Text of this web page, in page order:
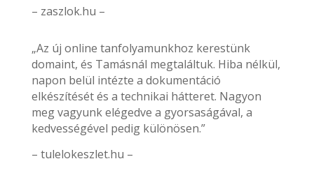
– zaszlok.hu –
„Az új online tanfolyamunkhoz kerestünk
domaint, és Tamásnál megtaláltuk. Hiba nélkül,
napon belül intézte a dokumentáció
elkészítését és a technikai hátteret. Nagyon
meg vagyunk elégedve a gyorsaságával, a
kedvességével pedig különösen.”
– tulelokeszlet.hu –